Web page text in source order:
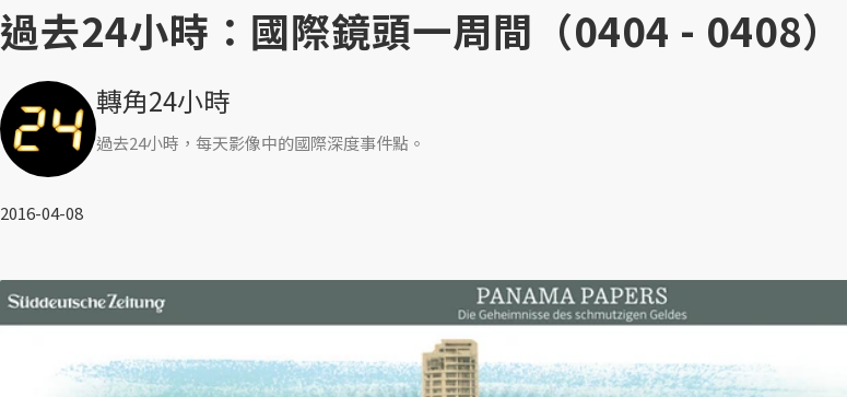
過去24小時：國際鏡頭一周間（0404 - 0408）
轉角24小時
過去24小時，每天影像中的國際深度事件點。
2016-04-08